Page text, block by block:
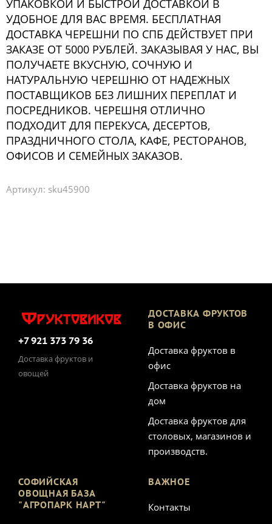
УПАКОВКОЙ И БЫСТРОЙ ДОСТАВКОЙ В
УДОБНОЕ ДЛЯ ВАС ВРЕМЯ. БЕСПЛАТНАЯ
ДОСТАВКА ЧЕРЕШНИ ПО СПБ ДЕЙСТВУЕТ ПРИ
ЗАКАЗЕ ОТ 5000 РУБЛЕЙ. ЗАКАЗЫВАЯ У НАС, ВЫ
ПОЛУЧАЕТЕ ВКУСНУЮ, СОЧНУЮ И
НАТУРАЛЬНУЮ ЧЕРЕШНЮ ОТ НАДЕЖНЫХ
ПОСТАВЩИКОВ БЕЗ ЛИШНИХ ПЕРЕПЛАТ И
ПОСРЕДНИКОВ. ЧЕРЕШНЯ ОТЛИЧНО
ПОДХОДИТ ДЛЯ ПЕРЕКУСА, ДЕСЕРТОВ,
ПРАЗДНИЧНОГО СТОЛА, КАФЕ, РЕСТОРАНОВ,
ОФИСОВ И СЕМЕЙНЫХ ЗАКАЗОВ.
Артикул: sku45900
+7 921 373 79 36
Доставка фруктов и
овощей
ДОСТАВКА ФРУКТОВ
В ОФИС
Доставка фруктов в
офис
Доставка фруктов на
дом
Доставка фруктов для
столовых, магазинов и
производств.
СОФИЙСКАЯ
ОВОЩНАЯ БАЗА
"АГРОПАРК НАРТ"
ВАЖНОЕ
Контакты